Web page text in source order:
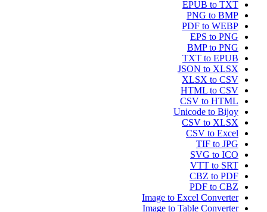
EPUB to TXT
PNG to BMP
PDF to WEBP
EPS to PNG
BMP to PNG
TXT to EPUB
JSON to XLSX
XLSX to CSV
HTML to CSV
CSV to HTML
Unicode to Bijoy
CSV to XLSX
CSV to Excel
TIF to JPG
SVG to ICO
VTT to SRT
CBZ to PDF
PDF to CBZ
Image to Excel Converter
Image to Table Converter